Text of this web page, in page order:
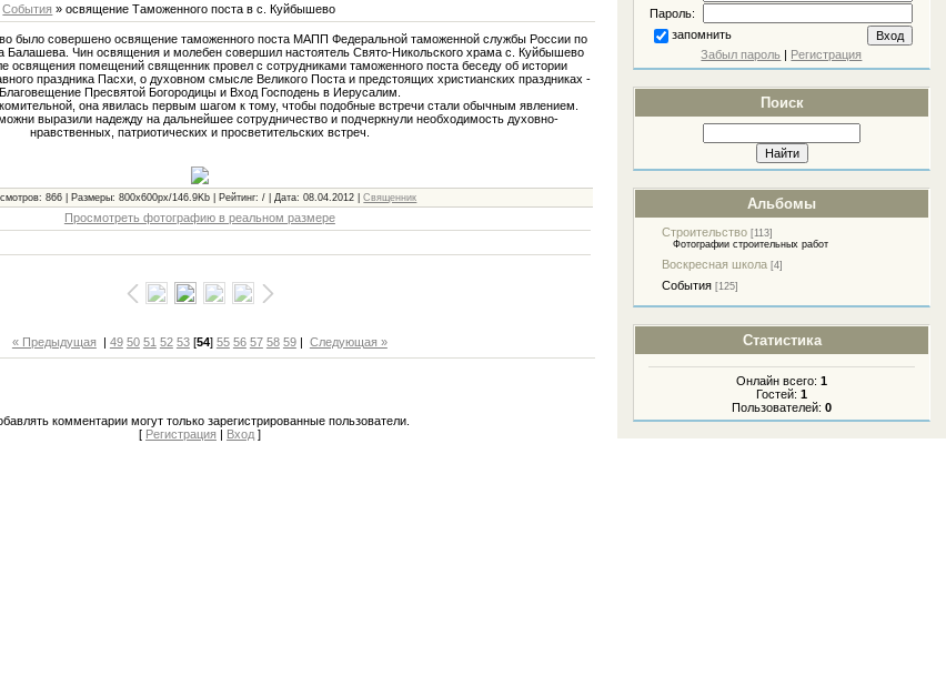
Пароль:
запомнить
Забыл пароль | Регистрация
Поиск
Альбомы
Строительство [113]
Фотографии строительных работ
Воскресная школа [4]
События [125]
Статистика
Онлайн всего:1
Гостей:1
Пользователей:0
События » освящение Таможенного поста в с. Куйбышево
было совершено освящение таможенного поста МАПП Федеральной таможенной службы России по
Балашева. Чин освящения и молебен совершил настоятель Свято-Никольского храма с. Куйбышево
освящения помещений священник провел с сотрудниками таможенного поста беседу об истории
праздника Пасхи, о духовном смысле Великого Поста и предстоящих христианских праздниках -
Благовещение Пресвятой Богородицы и Вход Господень в Иерусалим.
она явилась первым шагом к тому, чтобы подобные встречи стали обычным явлением.
выразили надежду на дальнейшее сотрудничество и подчеркнули необходимость духовно-
нравственных, патриотических и просветительских встреч.
866 | Размеры: 800x600px/146.9Kb | Рейтинг: / | Дата: 08.04.2012 |Священник
Просмотреть фотографию в реальном размере
« Предыдущая | 49 50 51 52 53[54] 55 56 57 58 59| Следующая »
комментарии могут только зарегистрированные пользователи.
[ Регистрация Вход]